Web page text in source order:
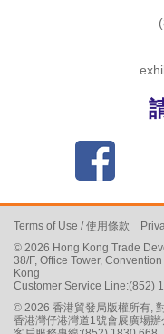
Terms of Use /使用條款
© 2026 Hong Kong Trade
38/F, Office Tower,
Kong
Customer Service Line:(852)
© 2026 香港貿發局版權所有,
香港灣仔港灣道1號會展廣場